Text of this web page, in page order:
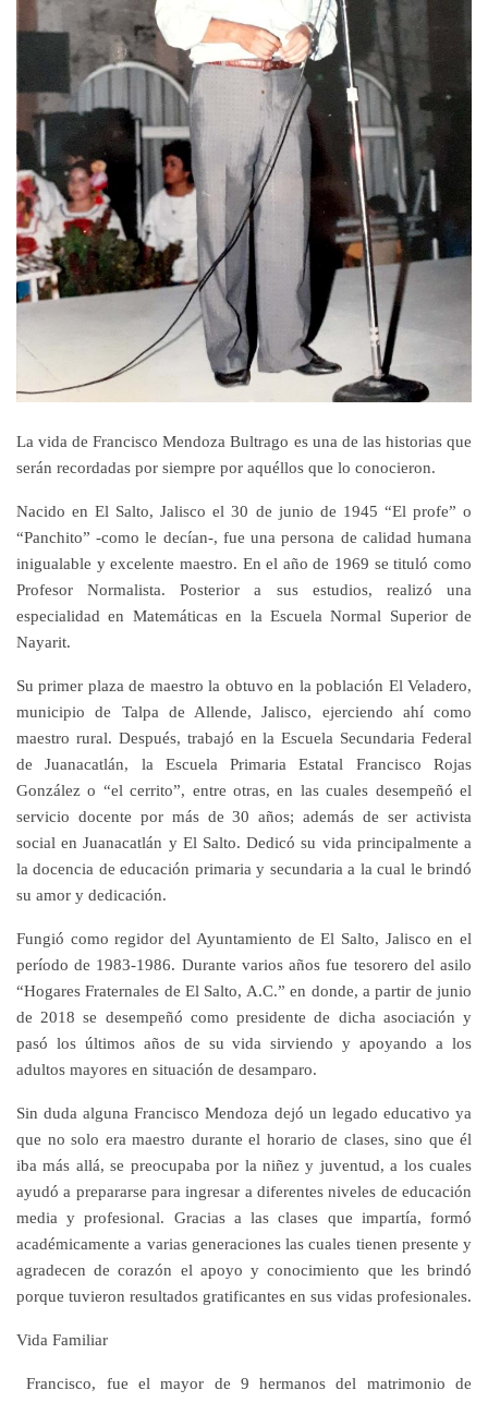
La vida de Francisco Mendoza Bultrago es una de las historias que
serán recordadas por siempre por aquéllos que lo conocieron.
Nacido en El Salto, Jalisco el 30 de junio de 1945 “El profe” o
“Panchito” -como le decían-, fue una persona de calidad humana
inigualable y excelente maestro. En el año de 1969 se tituló como
Profesor Normalista. Posterior a sus estudios, realizó una
especialidad en Matemáticas en la Escuela Normal Superior de
Nayarit.
Su primer plaza de maestro la obtuvo en la población El Veladero,
municipio de Talpa de Allende, Jalisco, ejerciendo ahí como
maestro rural. Después, trabajó en la Escuela Secundaria Federal
de Juanacatlán, la Escuela Primaria Estatal Francisco Rojas
González o “el cerrito”, entre otras, en las cuales desempeñó el
servicio docente por más de 30 años; además de ser activista
social en Juanacatlán y El Salto. Dedicó su vida principalmente a
la docencia de educación primaria y secundaria a la cual le brindó
su amor y dedicación.
Fungió como regidor del Ayuntamiento de El Salto, Jalisco en el
período de 1983-1986. Durante varios años fue tesorero del asilo
“Hogares Fraternales de El Salto, A.C.” en donde, a partir de junio
de 2018 se desempeñó como presidente de dicha asociación y
pasó los últimos años de su vida sirviendo y apoyando a los
adultos mayores en situación de desamparo.
Sin duda alguna Francisco Mendoza dejó un legado educativo ya
que no solo era maestro durante el horario de clases, sino que él
iba más allá, se preocupaba por la niñez y juventud, a los cuales
ayudó a prepararse para ingresar a diferentes niveles de educación
media y profesional. Gracias a las clases que impartía, formó
académicamente a varias generaciones las cuales tienen presente y
agradecen de corazón el apoyo y conocimiento que les brindó
porque tuvieron resultados gratificantes en sus vidas profesionales.
Vida Familiar
Francisco, fue el mayor de 9 hermanos del matrimonio de